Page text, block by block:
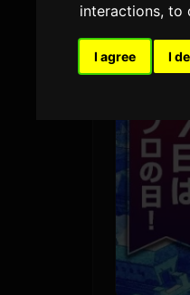
interactions,to
I agree I